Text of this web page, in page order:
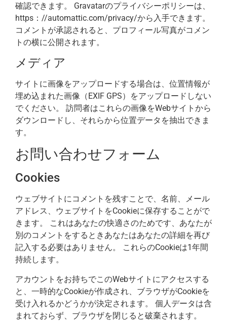
確認できます。 Gravatarのプライバシーポリシーは、
https：//automattic.com/privacy/から入手できます。
コメントが承認されると、プロフィール写真がコメン
トの横に公開されます。
メディア
サイトに画像をアップロードする場合は、位置情報が
埋め込まれた画像（EXIF GPS）をアップロードしない
でください。 訪問者はこれらの画像をWebサイトから
ダウンロードし、それらから位置データを抽出できま
す。
お問い合わせフォーム
Cookies
ウェブサイトにコメントを残すことで、名前、メール
アドレス、ウェブサイトをCookieに保存することがで
きます。 これはあなたの快適さのためです、あなたが
別のコメントをするときあなたはあなたの詳細を再び
記入する必要はありません。 これらのCookieは1年間
持続します。
アカウントをお持ちでこのWebサイトにアクセスする
と、一時的なCookieが作成され、ブラウザがCookieを
受け入れるかどうかが決定されます。 個人データは含
まれておらず、ブラウザを閉じると破棄されます。